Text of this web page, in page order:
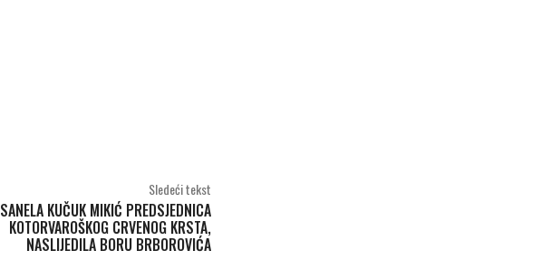
Sledeći tekst
SANELA KUČUK MIKIĆ PREDSJEDNICA
KOTORVAROŠKOG CRVENOG KRSTA,
NASLIJEDILA BORU BRBOROVIĆA